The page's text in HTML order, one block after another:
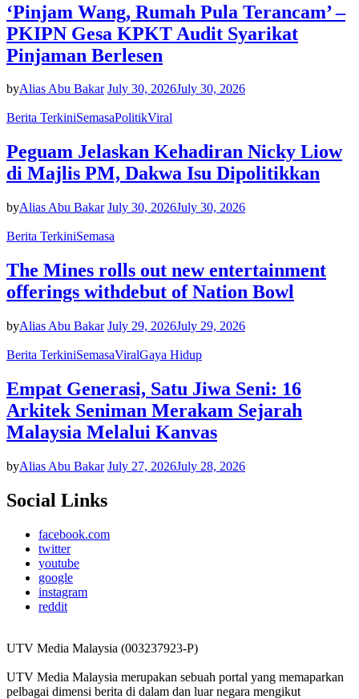
‘Pinjam Wang, Rumah Pula Terancam’ –
PKIPN Gesa KPKT Audit Syarikat
Pinjaman Berlesen
byAlias Abu Bakar July 30, 2026July 30, 2026
Berita TerkiniSemasaPolitikViral
Peguam Jelaskan Kehadiran Nicky Liow
di Majlis PM, Dakwa Isu Dipolitikkan
byAlias Abu Bakar July 30, 2026July 30, 2026
Berita TerkiniSemasa
The Mines rolls out new entertainment
offerings withdebut of Nation Bowl
byAlias Abu Bakar July 29, 2026July 29, 2026
Berita TerkiniSemasaViralGaya Hidup
Empat Generasi, Satu Jiwa Seni: 16
Arkitek Seniman Merakam Sejarah
Malaysia Melalui Kanvas
byAlias Abu Bakar July 27, 2026July 28, 2026
Social Links
facebook.com
twitter
youtube
google
instagram
reddit
UTV Media Malaysia (003237923-P)
UTV Media Malaysia merupakan sebuah portal yang memaparkan
pelbagai dimensi berita di dalam dan luar negara mengikut